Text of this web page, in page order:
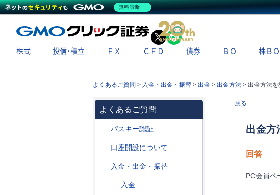
X
株式 投信・積立 ＦＸ ＣＦＤ 債券 ＢＯ 株ＢＯ
よくあるご質問 > 入金・出金・振替 > 出金 > 出金方法 > 出金方法を
よくあるご質問
パスキー認証
口座開設について
入金・出金・振替
入金
戻る
出金方
回答
PC会員ペ
無料診断